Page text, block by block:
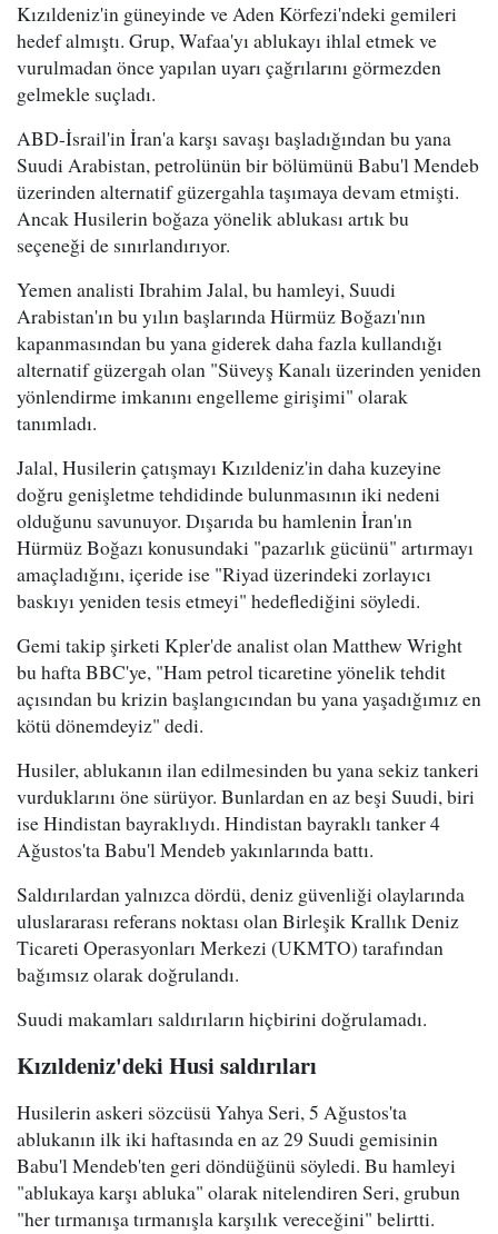
Kızıldeniz'in güneyinde ve Aden Körfezi'ndeki gemileri
hedef almıştı. Grup, Wafaa'yı ablukayı ihlal etmek ve
vurulmadan önce yapılan uyarı çağrılarını görmezden
gelmekle suçladı.
ABD-İsrail'in İran'a karşı savaşı başladığından bu yana
Suudi Arabistan, petrolünün bir bölümünü Babu'l Mendeb
üzerinden alternatif güzergahla taşımaya devam etmişti.
Ancak Husilerin boğaza yönelik ablukası artık bu
seçeneği de sınırlandırıyor.
Yemen analisti Ibrahim Jalal, bu hamleyi, Suudi
Arabistan'ın bu yılın başlarında Hürmüz Boğazı'nın
kapanmasından bu yana giderek daha fazla kullandığı
alternatif güzergah olan "Süveyş Kanalı üzerinden yeniden
yönlendirme imkanını engelleme girişimi" olarak
tanımladı.
Jalal, Husilerin çatışmayı Kızıldeniz'in daha kuzeyine
doğru genişletme tehdidinde bulunmasının iki nedeni
olduğunu savunuyor. Dışarıda bu hamlenin İran'ın
Hürmüz Boğazı konusundaki "pazarlık gücünü" artırmayı
amaçladığını, içeride ise "Riyad üzerindeki zorlayıcı
baskıyı yeniden tesis etmeyi" hedeflediğini söyledi.
Gemi takip şirketi Kpler'de analist olan Matthew Wright
bu hafta BBC'ye, "Ham petrol ticaretine yönelik tehdit
açısından bu krizin başlangıcından bu yana yaşadığımız en
kötü dönemdeyiz" dedi.
Husiler, ablukanın ilan edilmesinden bu yana sekiz tankeri
vurduklarını öne sürüyor. Bunlardan en az beşi Suudi, biri
ise Hindistan bayraklıydı. Hindistan bayraklı tanker 4
Ağustos'ta Babu'l Mendeb yakınlarında battı.
Saldırılardan yalnızca dördü, deniz güvenliği olaylarında
uluslararası referans noktası olan Birleşik Krallık Deniz
Ticareti Operasyonları Merkezi (UKMTO) tarafından
bağımsız olarak doğrulandı.
Suudi makamları saldırıların hiçbirini doğrulamadı.
Kızıldeniz'deki Husi saldırıları
Husilerin askeri sözcüsü Yahya Seri, 5 Ağustos'ta
ablukanın ilk iki haftasında en az 29 Suudi gemisinin
Babu'l Mendeb'ten geri döndüğünü söyledi. Bu hamleyi
"ablukaya karşı abluka" olarak nitelendiren Seri, grubun
"her tırmanışa tırmanışla karşılık vereceğini" belirtti.